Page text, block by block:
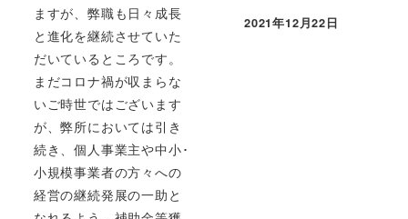
ますが、弊職も日々成長
と進化を継続させていた
だいているところです。
まだコロナ禍が収まらな
いご時世ではございます
が、弊所においては引き
続き、個人事業主や中小･
小規模事業者の方々への
経営の継続発展の一助と
投稿日
2021年12月22日